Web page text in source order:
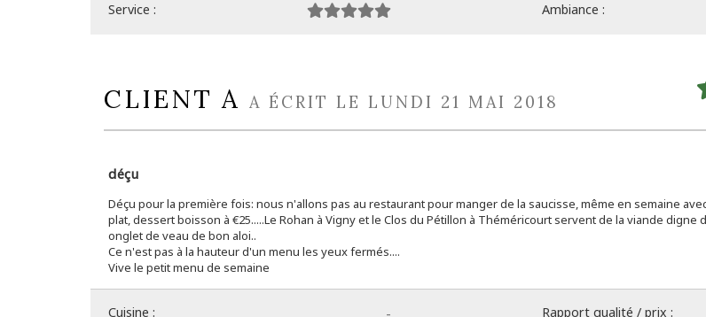
Service :
Ambiance :
CLIENT A A ÉCRIT LE LUNDI 21 MAI 2018
déçu
Déçu pour la première fois: nous n'allons pas au restaurant pour manger de la saucisse, même en semaine
plat, dessert boisson à €25.....Le Rohan à Vigny et le Clos du Pétillon à Théméricourt servent de la viande digne
onglet de veau de bon aloi..
Ce n'est pas à la hauteur d'un menu les yeux fermés....
Vive le petit menu de semaine
-
Cuisine : Rapport qualité / prix :